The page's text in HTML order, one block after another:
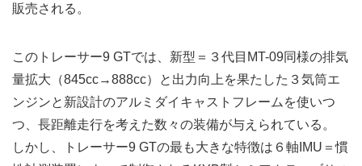
販売される。
このトレーサー9 GTでは、新型＝３代目MT-09同様の排気
量拡大（845cc→888cc）と出力向上を果たした３気筒エ
ンジンと新設計のアルミダイキャストフレームを使いつ
つ、長距離走行を考えた数々の装備が与えられている。
しかし、トレーサー9 GTの最も大きな特徴は６軸IMU＝慣